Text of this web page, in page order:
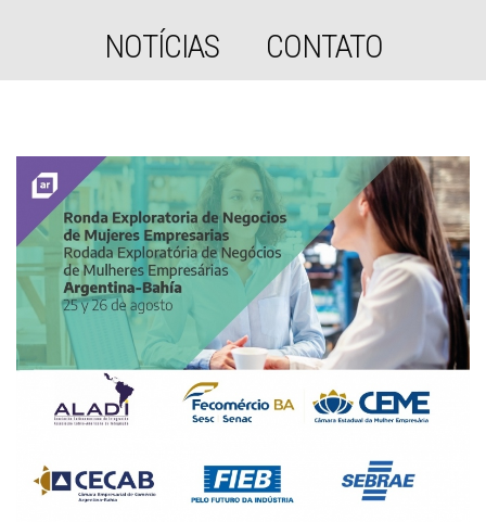
NOTÍCIAS
CONTATO